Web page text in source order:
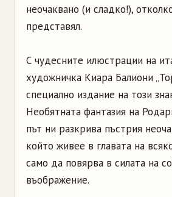
неочаквано (и сладко!),
представял.
С чудесните илюстрации на
художничка Киара Балиони
специално издание на този
Необятната фантазия на
път ни разкрива пъстрия
който живее в главата на
само да повярва в силата на
въображение.